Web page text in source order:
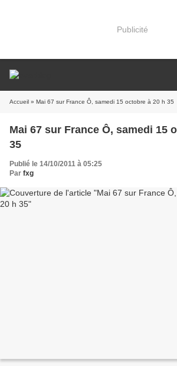
Publicité
Accueil » Mai 67 sur France Ô, samedi 15 octobre à 20 h 35
Mai 67 sur France Ô, samedi 15
35
Publié le 14/10/2011 à 05:25
Par fxg